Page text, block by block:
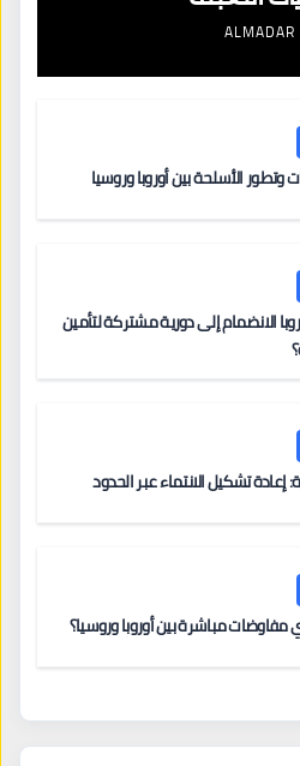
ALMADAR
الأسلحة بين أوروبا وروسيا
الانضمام إلى دورية مشتركة لتأمين
إعادة تشكيل الانتماء عبر الحدود
مباشرة بين أوروبا وروسيا؟